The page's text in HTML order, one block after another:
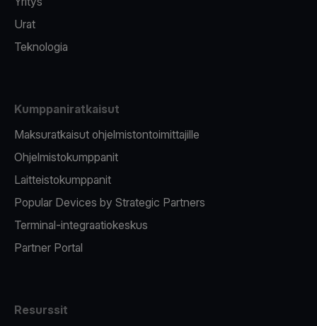
Urat
Teknologia
Kumppaniratkaisut
Maksuratkaisut ohjelmistontoimittajille
Ohjelmistokumppanit
Laitteistokumppanit
Popular Devices by Strategic Partners
Terminal-integraatiokeskus
Partner Portal
Resurssit